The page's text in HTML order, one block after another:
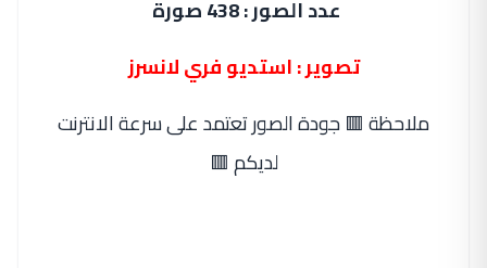
عدد الصور : 438 صورة
تصوير : استديو فري لانسرز
ملاحظة 🟥 جودة الصور تعتمد على سرعة الانترنت
لديكم 🟥